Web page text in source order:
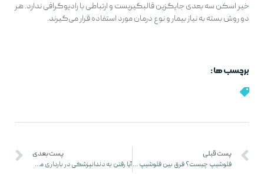
خیر اسکن سه بعدی جایگزین قالبگیریست و ارتباطی با رادیوگرافی ندارد. هر
دو روش بسته به نیاز بیمار و نوع درمان مورد استفاده قرار می‌گیرند.
برچسب ها :
پست قبلی
فلوشیپ چیست؟ فرق بین فلوشیپ و فوق تخصص چیست؟ (۳ تفاوت عمده)
پست بعدی
آیا رفتن به دندانپزشکی در بارداری ممنوع است؟ (۳ مورد ممنوعه)